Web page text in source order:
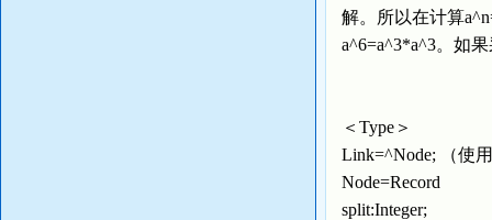
解。所以在计算
a^6=a^3*a^3。如
＜Type＞
Link=^Node; （使
Node=Record
split:Integer;